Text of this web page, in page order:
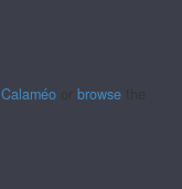
Calaméo browse